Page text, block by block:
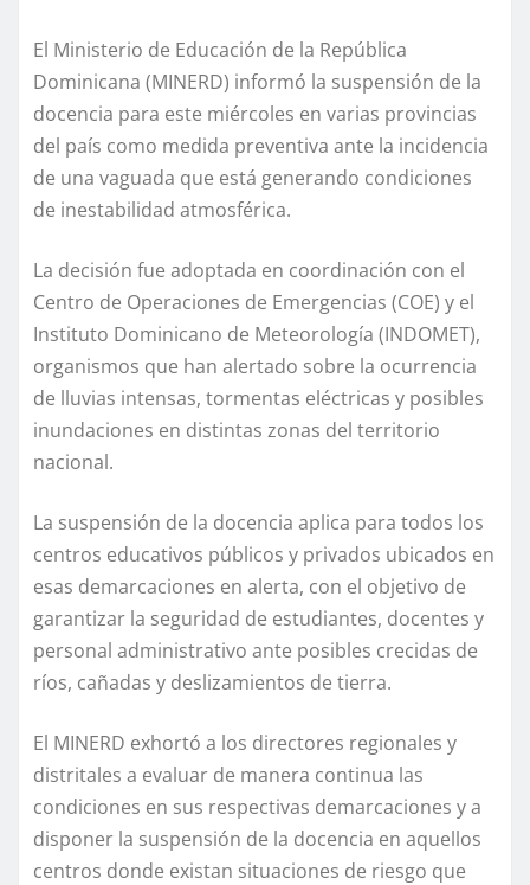
El Ministerio de Educación de la República
Dominicana (MINERD) informó la suspensión de la
docencia para este miércoles en varias provincias
del país como medida preventiva ante la incidencia
de una vaguada que está generando condiciones
de inestabilidad atmosférica.
La decisión fue adoptada en coordinación con el
Centro de Operaciones de Emergencias (COE) y el
Instituto Dominicano de Meteorología (INDOMET),
organismos que han alertado sobre la ocurrencia
de lluvias intensas, tormentas eléctricas y posibles
inundaciones en distintas zonas del territorio
nacional.
La suspensión de la docencia aplica para todos los
centros educativos públicos y privados ubicados en
esas demarcaciones en alerta, con el objetivo de
garantizar la seguridad de estudiantes, docentes y
personal administrativo ante posibles crecidas de
ríos, cañadas y deslizamientos de tierra.
El MINERD exhortó a los directores regionales y
distritales a evaluar de manera continua las
condiciones en sus respectivas demarcaciones y a
disponer la suspensión de la docencia en aquellos
centros donde existan situaciones de riesgo que